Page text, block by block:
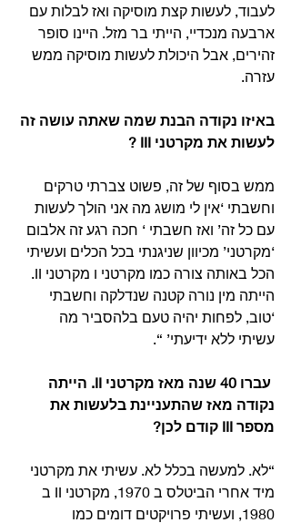
לעבוד, לעשות קצת מוסיקה ואז לבלות עם
ארבעה מנכדיי, הייתי בר מזל. היינו סופר
זהירים, אבל היכולת לעשות מוסיקה ממש
עזרה.
באיזו נקודה הבנת שמה שאתה עושה זה
לעשות את מקרטני III ?
ממש בסוף של זה, פשוט צברתי טרקים
וחשבתי ‘אין לי מושג מה אני הולך לעשות
עם כל זה’ ואז חשבתי ‘ חכה רגע זה אלבום
‘מקרטני’ מכיוון שניגנתי בכל הכלים ועשיתי
הכל באותה צורה כמו מקרטני ו מקרטני II.
הייתה מין נורה קטנה שנדלקה וחשבתי
‘טוב, לפחות יהיה טעם בלהסביר מה
עשיתי ללא ידיעתי’ “.
עברו 40 שנה מאז מקרטני II. הייתה
נקודה מאז שהתעניינת בלעשות את
מספר III קודם לכן?
“לא. למעשה בכלל לא. עשיתי את מקרטני
מיד אחרי הביטלס ב 1970, מקרטני II ב
1980, ועשיתי פרויקטים דומים כמו